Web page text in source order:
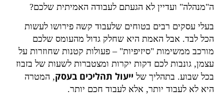
ה"מנהלה" ועדיין לא הגעתם לעבודה האמיתית שלכם?
בעלי עסקים רבים בטוחים שלעבוד קשה פירושו לעשות
הכל לבד. אבל האמת היא שחלק גדול מהעומס שלכם
מורכב ממשימות "סיזיפיות" – פעולות קטנות שחוזרות על
עצמן, גונבות לכם דקות יקרות ומצטברות לשעות של בזבוז
בכל שבוע. בתהליך של ייעול תהליכים בעסק, המטרה
היא לא לעבוד יותר, אלא לעבוד חכם יותר.